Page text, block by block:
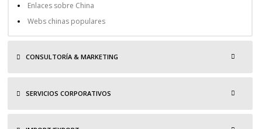
Enlaces sobre China
Webs chinas populares
CONSULTORÍA & MARKETING
SERVICIOS CORPORATIVOS